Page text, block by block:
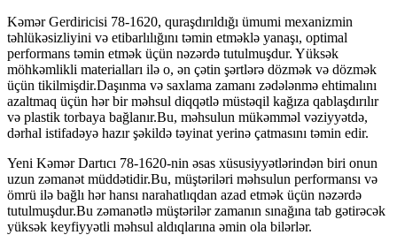
Kəmər Gerdiricisi 78-1620, quraşdırıldığı ümumi mexanizmin
təhlükəsizliyini və etibarlılığını təmin etməklə yanaşı, optimal
performans təmin etmək üçün nəzərdə tutulmuşdur. Yüksək
möhkəmlikli materialları ilə o, ən çətin şərtlərə dözmək və dözmək
üçün tikilmişdir.Daşınma və saxlama zamanı zədələnmə ehtimalını
azaltmaq üçün hər bir məhsul diqqətlə müstəqil kağıza qablaşdırılır
və plastik torbaya bağlanır.Bu, məhsulun mükəmməl vəziyyətdə,
dərhal istifadəyə hazır şəkildə təyinat yerinə çatmasını təmin edir.
Yeni Kəmər Dartıcı 78-1620-nin əsas xüsusiyyətlərindən biri onun
uzun zəmanət müddətidir.Bu, müştəriləri məhsulun performansı və
ömrü ilə bağlı hər hansı narahatlıqdan azad etmək üçün nəzərdə
tutulmuşdur.Bu zəmanətlə müştərilər zamanın sınağına tab gətirəcək
yüksək keyfiyyətli məhsul aldıqlarına əmin ola bilərlər.